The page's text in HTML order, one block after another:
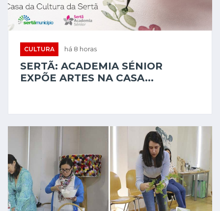
CULTURA há 8 horas
SERTÃ: ACADEMIA SÉNIOR
EXPÕE ARTES NA CASA...